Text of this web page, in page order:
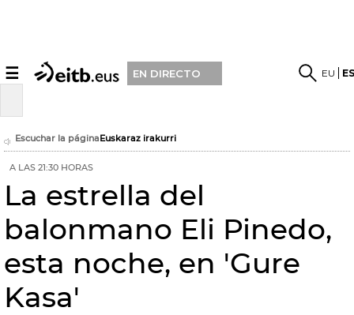
☰ EN DIRECTO EU
Escuchar la páginaEuskaraz irakurri
A LAS 21:30 HORAS
La estrella del
balonmano Eli Pinedo,
esta noche, en 'Gure
Kasa'